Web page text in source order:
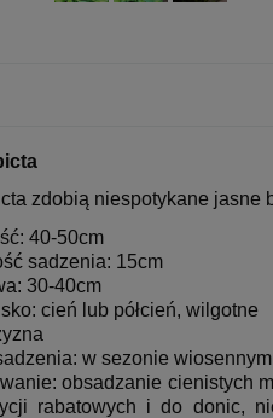
zdobią niespotykane jasne
40-50cm
sadzenia: 15cm
30-40cm
cień lub półcień, wilgotne
w sezonie
obsadzanie cienistych
rabatowych i do donic,